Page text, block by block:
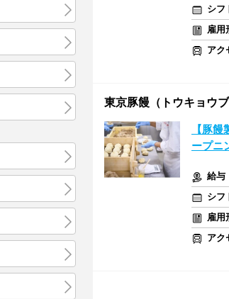
シフ
雇用
アク
東京豚饅（トウキョウ
【豚
ープニ
給与
シフ
雇用
アク